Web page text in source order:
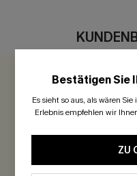
300
Bestätigen Sie
Es sieht so aus, als wären Sie
Erlebnis empfehlen wir
ZU